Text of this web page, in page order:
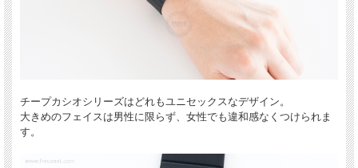
チープカシオシリーズはどれもユニセックスなデザイン。
大きめのフェイスは男性に限らず、女性でも違和感なくつけられま
す。